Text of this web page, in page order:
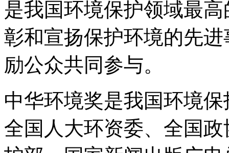
是我国环境保护领域最
彰和宣扬保护环境的先
励公众共同参与。
中华环境奖是我国环境
全国人大环资委、全国